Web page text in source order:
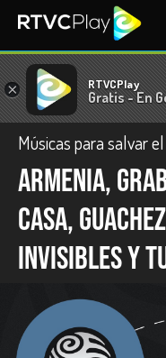
× RTVCPlay
Gratis - En
Músicas para salvar
Armenia,
casa,
Invisibles y